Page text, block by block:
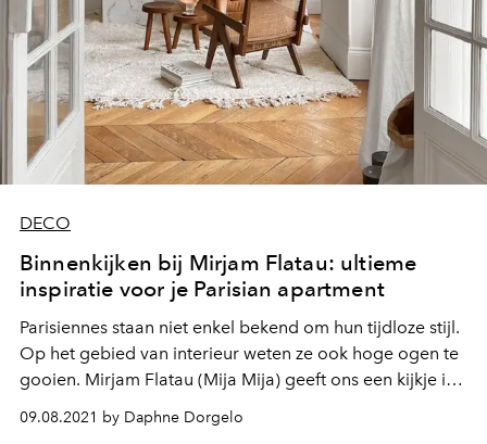
DECO
Binnenkijken bij Mirjam Flatau: ultieme
inspiratie voor je Parisian apartment
Parisiennes staan niet enkel bekend om hun tijdloze stijl.
Op het gebied van interieur weten ze ook hoge ogen te
gooien. Mirjam Flatau (Mija Mija) geeft ons een kijkje in
haar appartement in hartje Parijs en deelt haar tips voor
een Parisian apartment van je dromen.
09.08.2021 by Daphne Dorgelo